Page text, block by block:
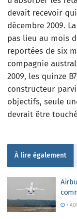
devait recevoir
décembre 2009.
pas lieu au mois
reportées de six
compagnie
2009, les quinze
constructeur
objectifs, seule
devrait être
À lire également
7